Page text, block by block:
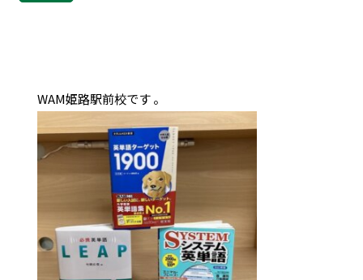
WAM姫路駅前校です 。